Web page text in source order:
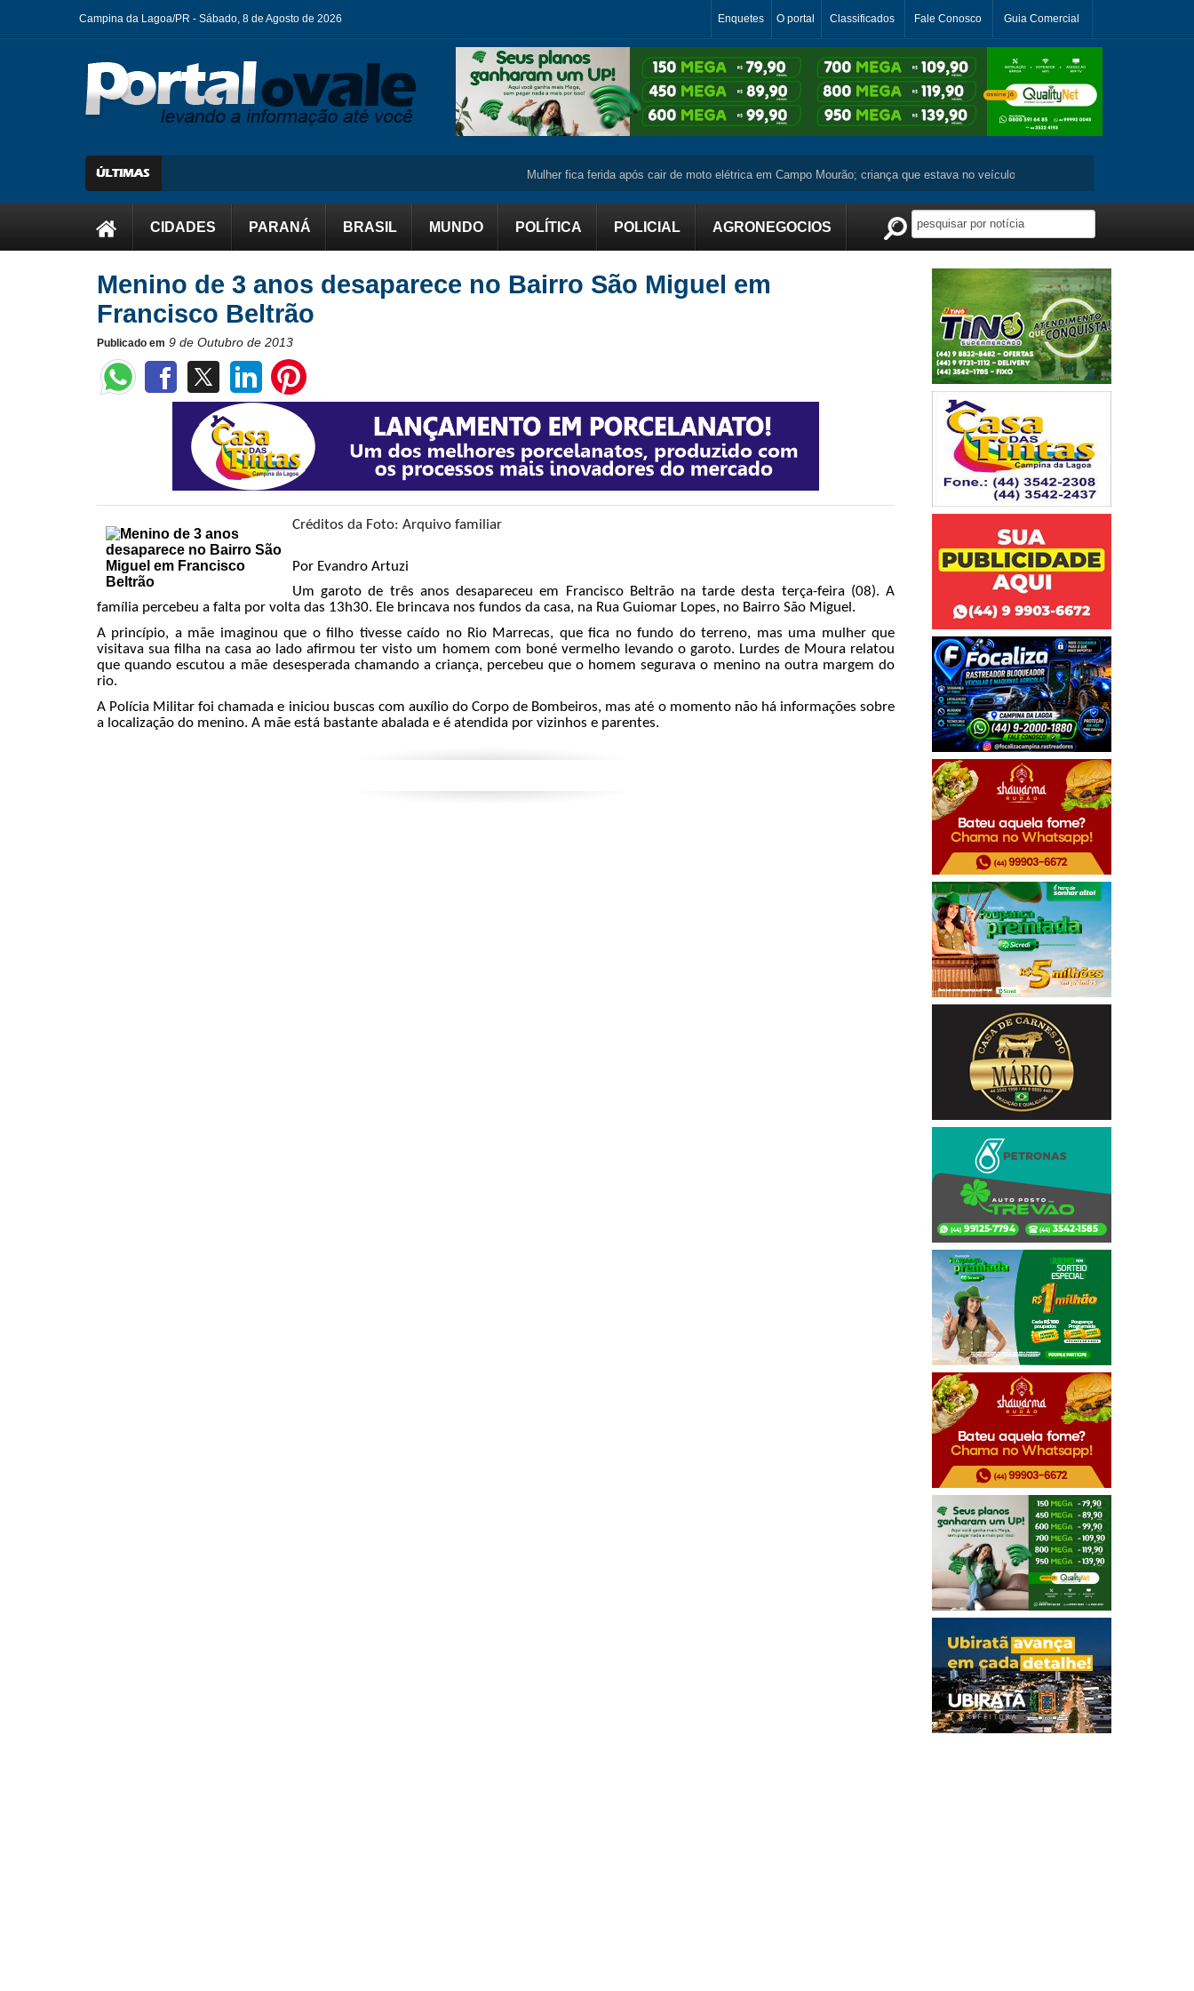
Campina da Lagoa/PR - Sábado, 8 de Agosto de 2026 Enquetes O portal Classificados Fale Conosco Guia Comercial
Mulher fica ferida após cair de moto elétrica em Campo Mourão; criança que estava no veículo não se machuca ...
CIDADES PARANÁ BRASIL MUNDO POLÍTICA POLICIAL AGRONEGOCIOS
Menino de 3 anos desaparece no Bairro São Miguel em
Francisco Beltrão
Publicado em 9 de Outubro de 2013
Créditos da Foto: Arquivo familiar
Por Evandro Artuzi
Um garoto de três anos desapareceu em Francisco Beltrão na tarde desta terça-feira (08). A
família percebeu a falta por volta das 13h30. Ele brincava nos fundos da casa, na Rua Guiomar Lopes, no Bairro São Miguel.
A princípio, a mãe imaginou que o filho tivesse caído no Rio Marrecas, que fica no fundo do terreno, mas uma mulher que
visitava sua filha na casa ao lado afirmou ter visto um homem com boné vermelho levando o garoto. Lurdes de Moura relatou
que quando escutou a mãe desesperada chamando a criança, percebeu que o homem segurava o menino na outra margem do
rio.
A Polícia Militar foi chamada e iniciou buscas com auxílio do Corpo de Bombeiros, mas até o momento não há informações sobre
a localização do menino. A mãe está bastante abalada e é atendida por vizinhos e parentes.